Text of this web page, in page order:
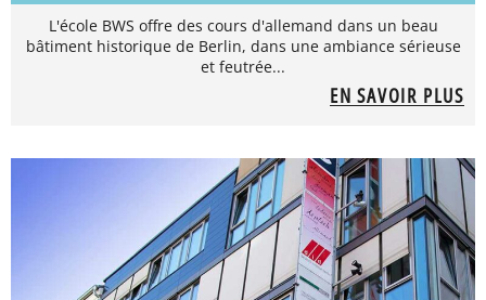
L'école BWS offre des cours d'allemand dans un beau
bâtiment historique de Berlin, dans une ambiance sérieuse
et feutrée...
EN SAVOIR PLUS